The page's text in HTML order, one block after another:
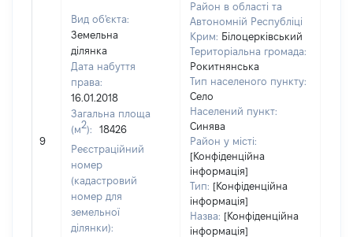
9
Вид об'єкта:
Земельна
ділянка
Дата набуття
права:
16.01.2018
Загальна площа
(м2):
18426
Реєстраційний
номер
(кадастровий
номер для
земельної
ділянки):
Район в області та
Автономній Республіці
Крим: Білоцерківський
Територіальна громада:
Рокитнянська
Тип населеного пункту:
Село
Населений пункт:
Синява
Район у місті:
[Конфіденційна
інформація]
Тип: [Конфіденційна
інформація]
Назва: [Конфіденційна
інформація]